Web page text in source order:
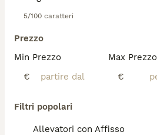
5/100 caratteri
Prezzo
Min Prezzo
€
Max Prezzo
€
Filtri popolari
Allevatori con Affisso